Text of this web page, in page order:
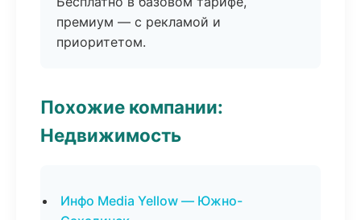
премиум — с рекламой и
приоритетом.
Похожие компании:
Недвижимость
Инфо Media Yellow — Южно-